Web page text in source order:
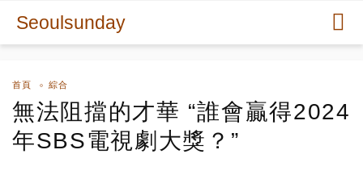
Seoulsunday
首頁 綜合
無法阻擋的才華 “誰會贏得2024
年SBS電視劇大獎？”